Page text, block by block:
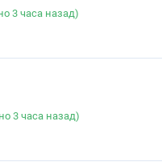
3 часа назад)
3 часа назад)